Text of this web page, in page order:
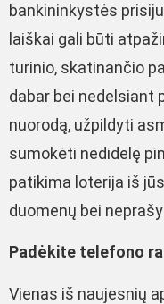
bankininkystės
laiškai gali būti
turinio, skatinančio
dabar bei nedelsiant
nuorodą, užpildyti
sumokėti nedidelę
patikima loterija iš
duomenų bei
Padėkite telefono
Vienas iš naujesnių